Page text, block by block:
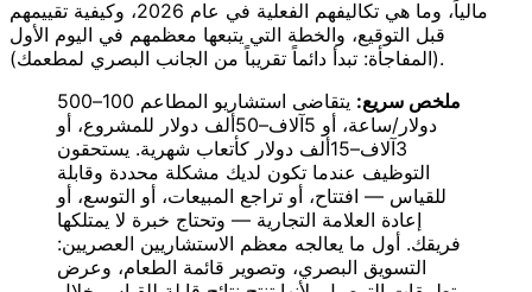
مالياً، وما هي تكاليفهم الفعلية في عام 2026، وكيفية تقييمهم
قبل التوقيع، والخطة التي يتبعها معظمهم في اليوم الأول
(المفاجأة: تبدأ دائماً تقريباً من الجانب البصري لمطعمك).
ملخص سريع:
يتقاضى استشاريو المطاعم 100–500
دولار/ساعة، أو 5آلاف–50ألف دولار للمشروع، أو
3آلاف–15ألف دولار كأتعاب شهرية. يستحقون
التوظيف عندما تكون لديك مشكلة محددة وقابلة
للقياس — افتتاح، أو تراجع المبيعات، أو التوسع، أو
إعادة العلامة التجارية — وتحتاج خبرة لا يمتلكها
فريقك. أول ما يعالجه معظم الاستشاريين العصريين:
التسويق البصري، وتصوير قائمة الطعام، وعرض